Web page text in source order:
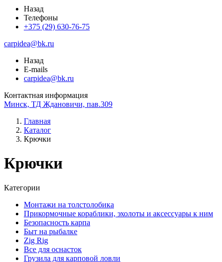
Назад
Телефоны
+375 (29) 630-76-75
carpidea@bk.ru
Назад
E-mails
carpidea@bk.ru
Контактная информация
Минск, ТД Ждановичи, пав.309
Главная
Каталог
Крючки
Крючки
Категории
Монтажи на толстолобика
Прикормочные кораблики, эхолоты и аксессуары к ним
Безопасность карпа
Быт на рыбалке
Zig Rig
Все для оснасток
Грузила для карповой ловли